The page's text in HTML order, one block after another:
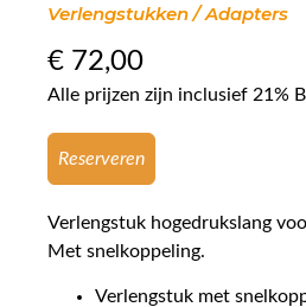
Verlengstukken / Adapters
€ 72,00
Alle prijzen zijn inclusief 21%
Reserveren
Verlengstuk hogedrukslang
Met snelkoppeling.
Verlengstuk met